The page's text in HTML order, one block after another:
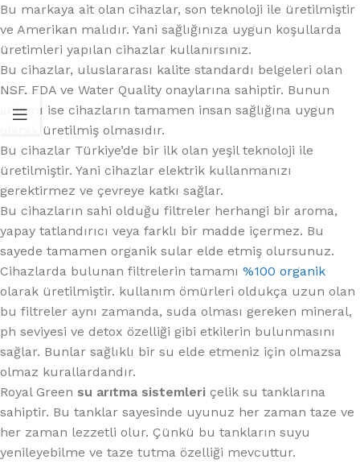
Bu markaya ait olan cihazlar, son teknoloji ile üretilmiştir
ve Amerikan malıdır. Yani sağlığınıza uygun koşullarda
üretimleri yapılan cihazlar kullanırsınız.
Bu cihazlar, uluslararası kalite standardı belgeleri olan
NSF, FDA ve Water Quality onaylarına sahiptir. Bunun
anlamı ise cihazların tamamen insan sağlığına uygun
olarak üretilmiş olmasıdır.
Bu cihazlar Türkiye’de bir ilk olan yeşil teknoloji ile
üretilmiştir. Yani cihazlar elektrik kullanmanızı
gerektirmez ve çevreye katkı sağlar.
Bu cihazların sahi olduğu filtreler herhangi bir aroma,
yapay tatlandırıcı veya farklı bir madde içermez. Bu
sayede tamamen organik sular elde etmiş olursunuz.
Cihazlarda bulunan filtrelerin tamamı %100 organik
olarak üretilmiştir. kullanım ömürleri oldukça uzun olan
bu filtreler aynı zamanda, suda olması gereken mineral,
ph seviyesi ve detox özelliği gibi etkilerin bulunmasını
sağlar. Bunlar sağlıklı bir su elde etmeniz için olmazsa
olmaz kurallardandır.
Royal Green su arıtma sistemleri çelik su tanklarına
sahiptir. Bu tanklar sayesinde uyunuz her zaman taze ve
her zaman lezzetli olur. Çünkü bu tankların suyu
yenileyebilme ve taze tutma özelliği mevcuttur.